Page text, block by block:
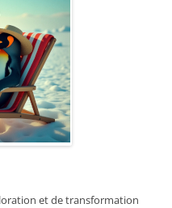
et de transformation